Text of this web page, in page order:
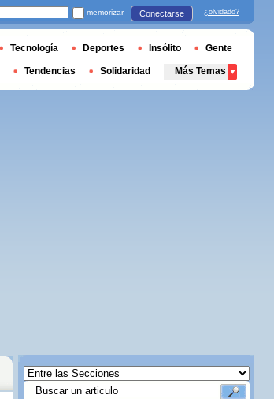
memorizar Conectarse ¿olvidado?
Tecnología Deportes Insólito Gente
Tendencias Solidaridad Más Temas